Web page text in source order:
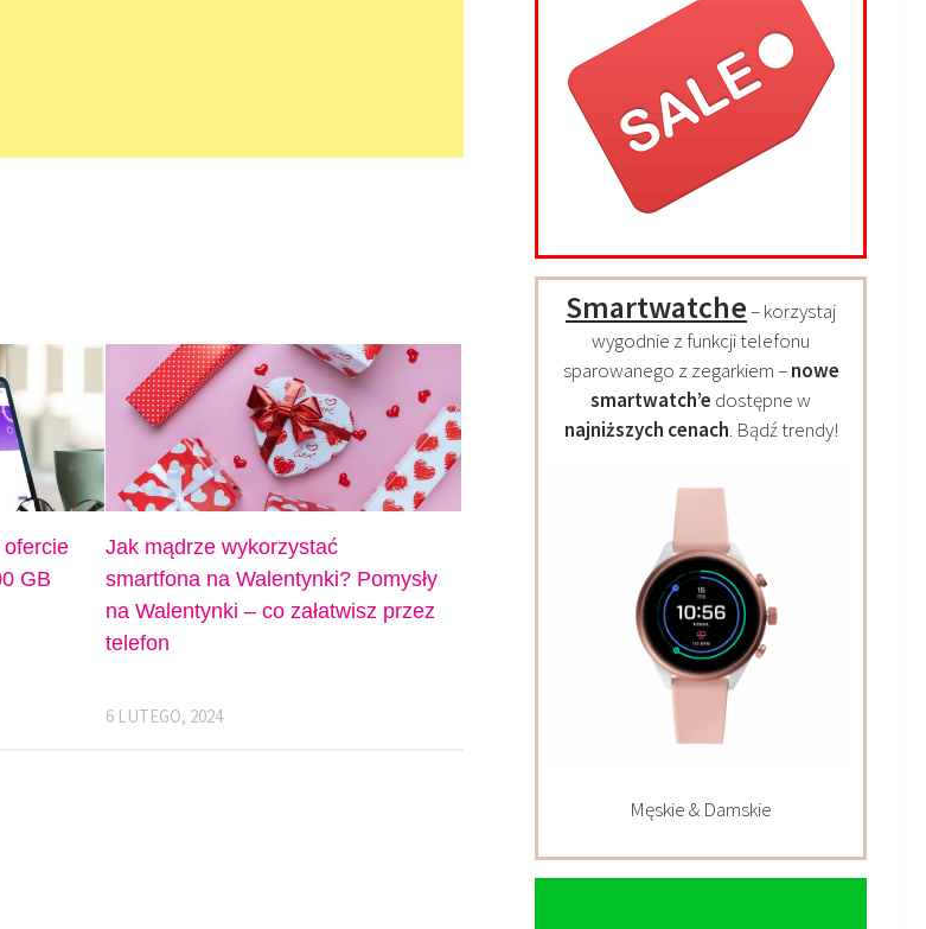
GB
Jak mądrze wykorzystać
smartfona na Walentynki? Pomysły
na Walentynki – co załatwisz przez
telefon
6 LUTEGO, 2024
Smartwatche– korzystaj
wygodnie z funkcji telefonu
sparowanego z zegarkiem –nowe
smartwatch’e dostępne w
najniższych cenach. Bądź trendy!
Męskie & Damskie